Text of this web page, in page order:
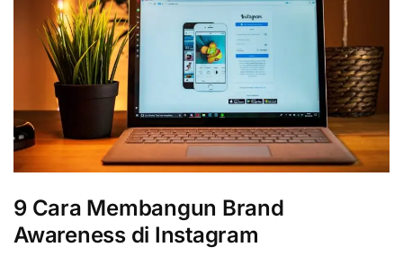
9 Cara Membangun Brand
Awareness di Instagram